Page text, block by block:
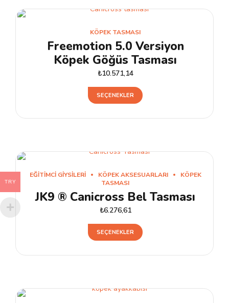
var.
ürün
sayfasından
seçilebilir
KÖPEK TASMASI
Freemotion 5.0 Versiyon
Köpek Göğüs Tasması
₺10.571,14
SEÇENEKLER
Bu
birden
var.
sayfasından
EĞITIMCI GIYSILERI KÖPEK AKSESUARLARI
KÖPEK
TASMASI
JK9 ® Canicross Bel Tasması
₺6.276,61
SEÇENEKLER
Bu
birden
var.
TRY